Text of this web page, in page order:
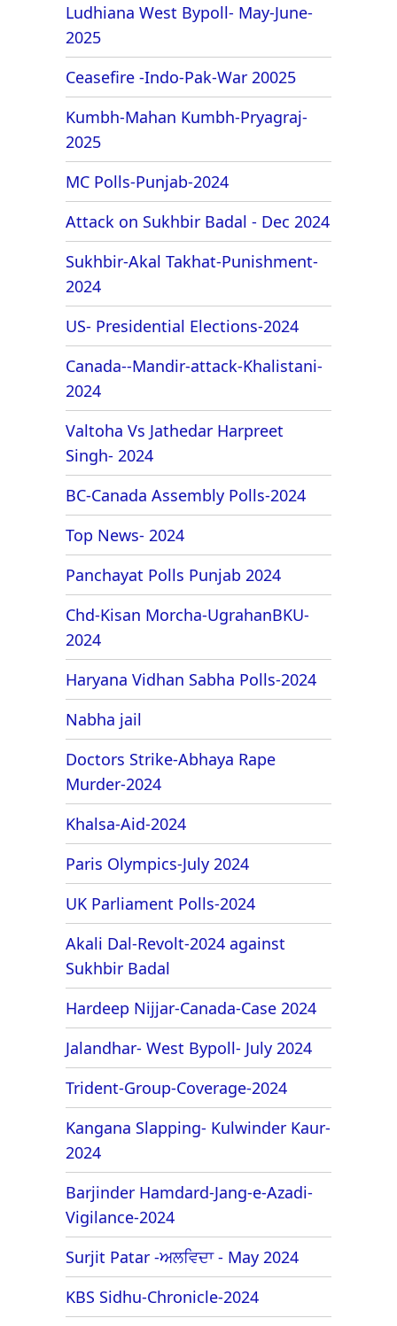
Ludhiana West Bypoll- May-June-
2025
Ceasefire -Indo-Pak-War 20025
Kumbh-Mahan Kumbh-Pryagraj-
2025
MC Polls-Punjab-2024
Attack on Sukhbir Badal - Dec 2024
Sukhbir-Akal Takhat-Punishment-
2024
US- Presidential Elections-2024
Canada--Mandir-attack-Khalistani-
2024
Valtoha Vs Jathedar Harpreet
Singh- 2024
BC-Canada Assembly Polls-2024
Top News- 2024
Panchayat Polls Punjab 2024
Chd-Kisan Morcha-UgrahanBKU-
2024
Haryana Vidhan Sabha Polls-2024
Nabha jail
Doctors Strike-Abhaya Rape
Murder-2024
Khalsa-Aid-2024
Paris Olympics-July 2024
UK Parliament Polls-2024
Akali Dal-Revolt-2024 against
Sukhbir Badal
Hardeep Nijjar-Canada-Case 2024
Jalandhar- West Bypoll- July 2024
Trident-Group-Coverage-2024
Kangana Slapping- Kulwinder Kaur-
2024
Barjinder Hamdard-Jang-e-Azadi-
Vigilance-2024
Surjit Patar -ਅਲਵਿਦਾ - May 2024
KBS Sidhu-Chronicle-2024